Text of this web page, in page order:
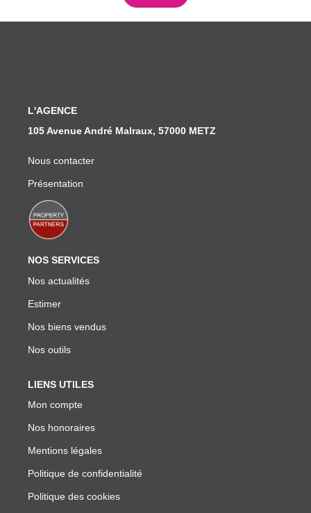
CONTACT
L'AGENCE
105 Avenue André Malraux, 57000 METZ
Nous contacter
Présentation
NOS SERVICES
Nos actualités
Estimer
Nos biens vendus
Nos outils
LIENS UTILES
Mon compte
Nos honoraires
Mentions légales
Politique de confidentialité
Politique des cookies